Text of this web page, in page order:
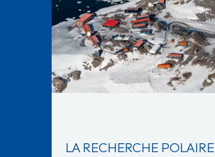
LA RECHERCHE POLAIRE